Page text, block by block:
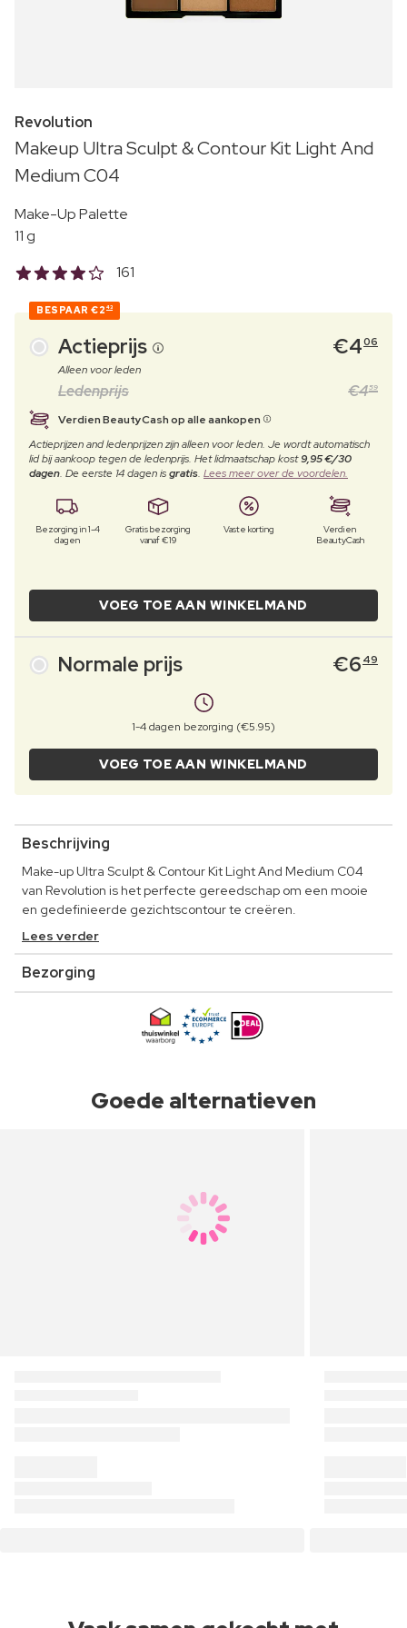
Revolution
Makeup Ultra Sculpt & Contour Kit Light And
Medium C04
Make-Up Palette
11 g
161
BESPAAR €2 43
Actieprijs €406
Alleen voor leden
Ledenprijs €459
Verdien BeautyCash op alle aankopen
Actieprijzen and ledenprijzen zijn alleen voor leden. Je wordt automatisch
lid bij aankoop tegen de ledenprijs. Het lidmaatschap kost9,95 €/30
dagen. De eerste 14 dagen isgratis. Lees meer over de voordelen.
Bezorging in 1-4
dagen
Gratis bezorging
vanaf €19
Vaste korting
Verdien
BeautyCash
VOEG TOE AAN WINKELMAND
Normale prijs €6 49
1-4 dagen bezorging (€5.95)
VOEG TOE AAN WINKELMAND
Beschrijving
Make-up Ultra Sculpt & Contour Kit Light And Medium C04
van Revolution is het perfecte gereedschap om een mooie
en gedefinieerde gezichtscontour te creëren.
Lees verder
Bezorging
Goede alternatieven